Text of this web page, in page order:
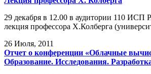
29 декабря в 12.00 в аудитории 110 ИСП
лекция профессора Х.Колберга
26 Июля, 2011
Отчет о конференции «Облачные
Образование. Исследования.